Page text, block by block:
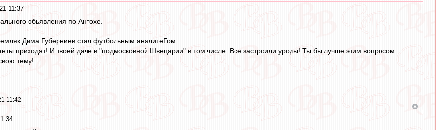
11:37
обьявления по Антохе.
Дима Губерниев стал футбольным аналитеГом.
приходят! И твоей даче в "подмосковной Швецарии" в том числе. Все застроили уроды! Ты бы лучше этим вопросом
тему!
11:42